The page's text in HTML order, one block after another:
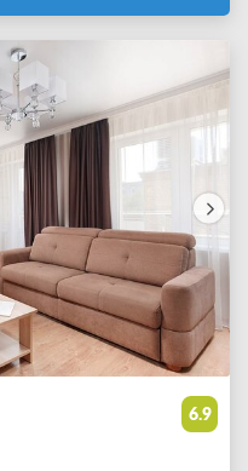
6.9